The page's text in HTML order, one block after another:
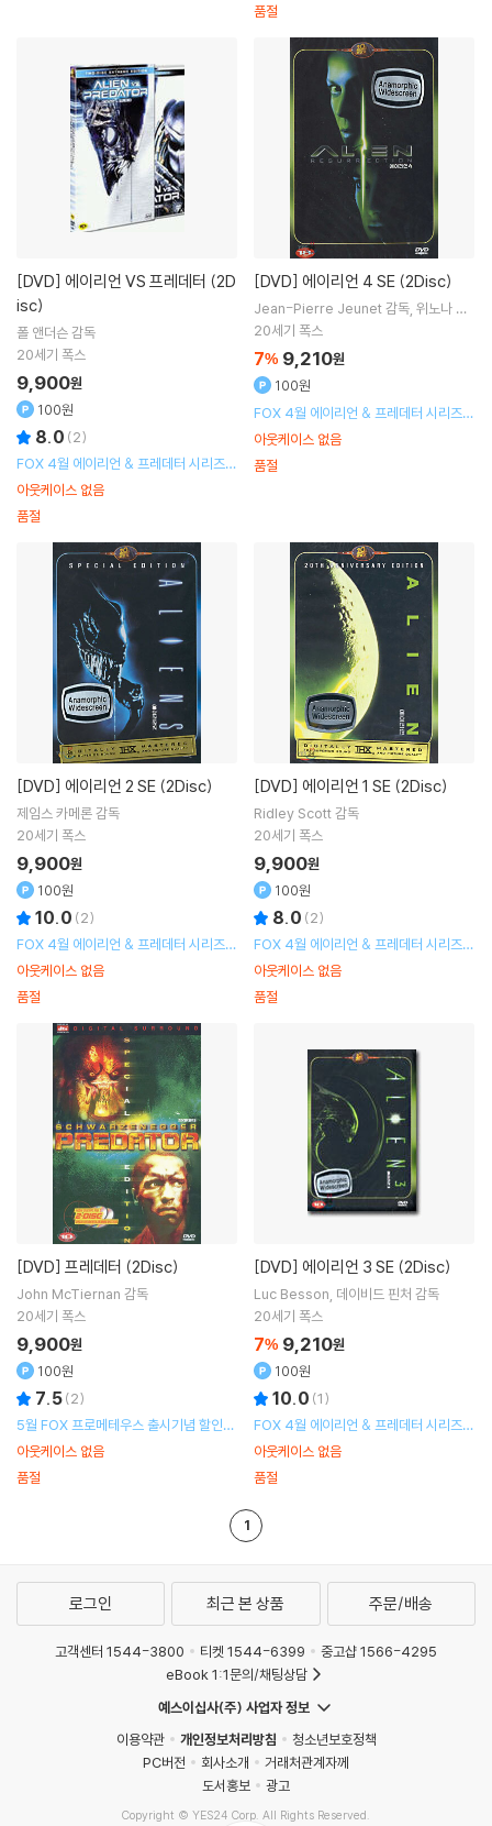
품절
[DVD]
isc)
폴 앤더슨감독
20세기 폭스
아웃케이스 없음
9,900원
100원
8.0 (2)
FOX 4월 에이리언 & 프레데터 시리즈
할인 행사
품절
[DVD] 에이리언 4 SE (2Disc)
Jean-Pierre Jeunet감독 위노나 라
이더 Sigourney Weaver
20세기 폭스
아웃케이스 없음
7% 9,210원
100원
FOX 4월 에이리언 & 프레데터 시리즈
할인 행사
품절
[DVD] 에이리언 2 SE (2Disc)
제임스 카메론감독
20세기 폭스
아웃케이스 없음
9,900원
100원
10.0 (2)
FOX 4월 에이리언 & 프레데터 시리즈
할인 행사
품절
[DVD] 에이리언 1 SE (2Disc)
Ridley Scott감독
20세기 폭스
아웃케이스 없음
9,900원
100원
8.0 (2)
FOX 4월 에이리언 & 프레데터 시리즈
할인 행사
품절
[DVD] 프레데터 (2Disc)
John McTiernan 감독
20세기 폭스
아웃케이스 없음
9,900원
100원
7.5(2)
5월 FOX 프로메테우스 출시기념 할인행
사
품절
[DVD] 에이리언 3 SE (2Disc)
Luc Besson 데이비드 핀처 감독
20세기 폭스
아웃케이스 없음
7% 9,210원
100원
10.0 (1)
FOX 4월 에이리언 & 프레데터 시리즈
할인 행사
품절
1
로그인 최근 본 상품 주문/배송
고객센터 1544-3800 티켓 1544-6399
중고샵 1566-4295
eBook 1:1문의/채팅상담
예스이십사(주) 사업자 정보
이용약관
개인정보처리방침
청소년보호정책
PC버전
회사소개
거래처관계자께
도서홍보
광고
Copyright © YES24 Corp. All Rights Reserved.